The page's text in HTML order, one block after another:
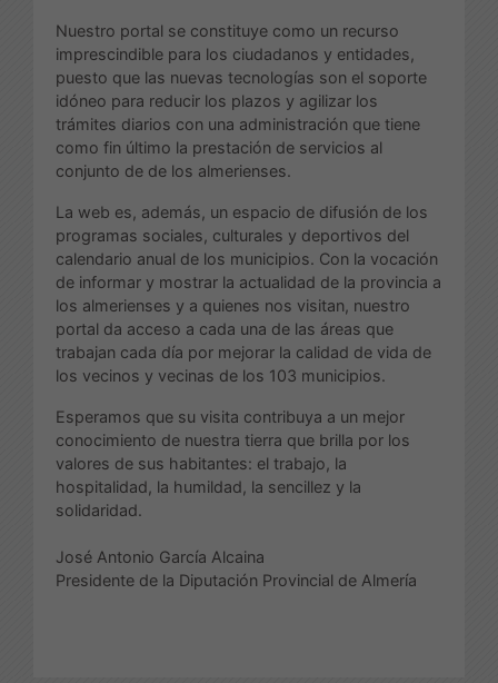
Nuestro portal se constituye como un recurso
imprescindible para los ciudadanos y entidades,
puesto que las nuevas tecnologías son el soporte
idóneo para reducir los plazos y agilizar los
trámites diarios con una administración que tiene
como fin último la prestación de servicios al
conjunto de de los almerienses.
La web es, además, un espacio de difusión de los
programas sociales, culturales y deportivos del
calendario anual de los municipios. Con la vocación
de informar y mostrar la actualidad de la provincia a
los almerienses y a quienes nos visitan, nuestro
portal da acceso a cada una de las áreas que
trabajan cada día por mejorar la calidad de vida de
los vecinos y vecinas de los 103 municipios.
Esperamos que su visita contribuya a un mejor
conocimiento de nuestra tierra que brilla por los
valores de sus habitantes: el trabajo, la
hospitalidad, la humildad, la sencillez y la
solidaridad.
José Antonio García Alcaina
Presidente de la Diputación Provincial de Almería